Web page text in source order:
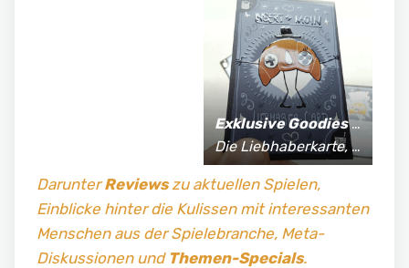
Exklusive Goodiesfür Supporter*innen:
Die Liebhaberkarte, jährlich limitierte Fan-Shirts und vieles mehr!
DarunterReviewszu aktuellen Spielen,
Einblicke hinter die Kulissen mit interessanten
Menschen aus der Spielebranche, Meta-
Diskussionen und Themen-Specials.